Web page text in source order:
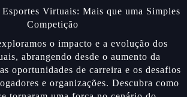
Virtuais: Mais que uma Simples
Competição
o impacto e a evolução dos
abrangendo desde o aumento da
oportunidades de carreira e os desafios
e organizações. Descubra como